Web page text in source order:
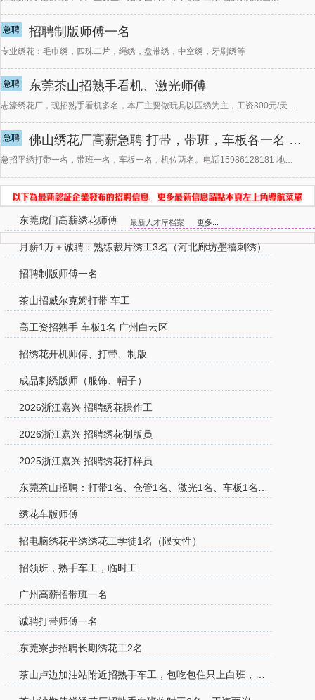
急聘 招聘制版师傅一名
专业绣花：毛巾绣，四珠二片，绳绣，盘带绣，中空绣，牙刷绣等
急聘 东莞茶山招熟手看机、激光师傅
志濠绣花厂，现招熟手看机多名，本厂主要做玩具以匹绣为主，工资300元/天保底加记件。多捞多得。另招激
急聘 佛山绣花厂高薪急聘 打带，带班，车板各一名 机位多名
急招平绣打带一名，带班一名，车板一名，机位两名。电话15986128181 地址：佛山祖庙路
东莞虎门高薪绣花师傅
月薪1万＋诚聘：熟练裁片绣工3名（河北廊坊墨禧刺绣）
招聘制版师傅一名
茶山招威尔克姆打带 车工
高工资招熟手 车板1名 广州白云区
招绣花开机师傅、打带、制版
成品刺绣版师（服饰、帽子）
2026浙江嘉兴 招聘绣花操作工
2026浙江嘉兴 招聘绣花制版员
2025浙江嘉兴 招聘绣花打样员
绣花车版师傅
招电脑绣花平绣绣花工学徒1名（限女性）
招领班，熟手车工，临时工
广州高薪招带班一名
诚聘打带师傅一名
东莞寮步招聘长期绣花工2名
最新人才库档案 更多...